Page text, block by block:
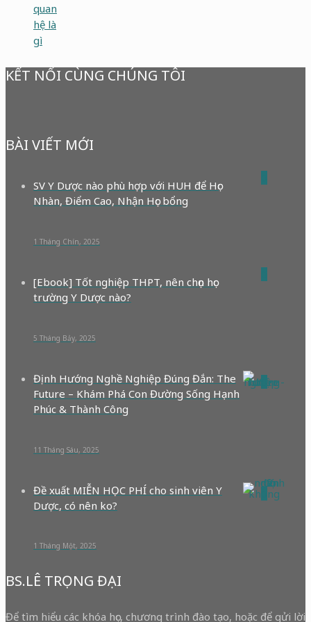
quan
hệ là
gì
KẾT NỐI CÙNG CHÚNG TÔI
BÀI VIẾT MỚI
SV Y Dược nào phù hợp với HUH để Học
Nhàn, Điểm Cao, Nhận Học bổng
1 Tháng Chín, 2025
[Ebook] Tốt nghiệp THPT, nên chọn học
trường Y Dược nào?
5 Tháng Bảy, 2025
0
Định Hướng Nghề Nghiệp Đúng Đắn: The
Future – Khám Phá Con Đường Sống Hạnh
Phúc & Thành Công
11 Tháng Sáu, 2025
Đề xuất MIỄN HỌC PHÍ cho sinh viên Y
Dược, có nên ko?
1 Tháng Một, 2025
BS.LÊ TRỌNG ĐẠI
Để tìm hiểu các khóa học, chương trình đào tạo, hoặc để gửi lời